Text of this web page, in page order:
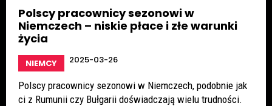
Polscy pracownicy sezonowi w
Niemczech – niskie płace i złe warunki
życia
NIEMCY 2025-03-26
Polscy pracownicy sezonowi w Niemczech, podobnie jak
ci z Rumunii czy Bułgarii doświadczają wielu trudności.